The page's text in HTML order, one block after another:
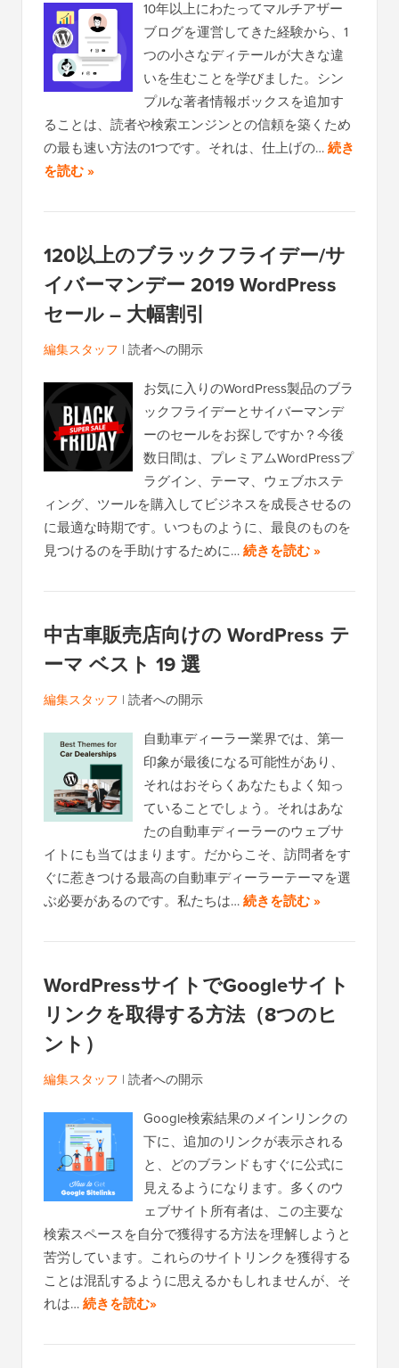
10年以上にわたってマルチアザー
ブログを運営してきた経験から、1
つの小さなディテールが大きな違
いを生むことを学びました。シン
プルな著者情報ボックスを追加す
ることは、読者や検索エンジンとの信頼を築くため
の最も速い方法の1つです。それは、仕上げの…続き
を読む »
120以上のブラックフライデー/サ
イバーマンデー 2019 WordPress
セール – 大幅割引
編集スタッフ | 読者への開示
お気に入りのWordPress製品のブラ
ックフライデーとサイバーマンデ
ーのセールをお探しですか？今後
数日間は、プレミアムWordPressプ
ラグイン、テーマ、ウェブホステ
ィング、ツールを購入してビジネスを成長させるの
に最適な時期です。いつものように、最良のものを
見つけるのを手助けするために…続きを読む »
中古車販売店向けの WordPress テ
ーマ ベスト 19 選
編集スタッフ | 読者への開示
自動車ディーラー業界では、第一
印象が最後になる可能性があり、
それはおそらくあなたもよく知っ
ていることでしょう。それはあな
たの自動車ディーラーのウェブサ
イトにも当てはまります。だからこそ、訪問者をす
ぐに惹きつける最高の自動車ディーラーテーマを選
ぶ必要があるのです。私たちは…続きを読む »
WordPressサイトでGoogleサイト
リンクを取得する方法（8つのヒ
ント）
編集スタッフ | 読者への開示
Google検索結果のメインリンクの
下に、追加のリンクが表示される
と、どのブランドもすぐに公式に
見えるようになります。多くのウ
ェブサイト所有者は、この主要な
検索スペースを自分で獲得する方法を理解しようと
苦労しています。これらのサイトリンクを獲得する
ことは混乱するように思えるかもしれませんが、そ
れは…続きを読む»